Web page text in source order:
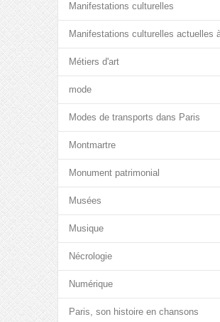
Manifestations culturelles
Manifestations culturelles actuelles
Métiers d'art
mode
Modes de transports dans Paris
Montmartre
Monument patrimonial
Musées
Musique
Nécrologie
Numérique
Paris, son histoire en chansons